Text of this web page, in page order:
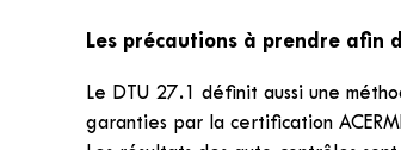
Les précautions à prendre afin
Le DTU 27.1 définit aussi une
garanties par la certification